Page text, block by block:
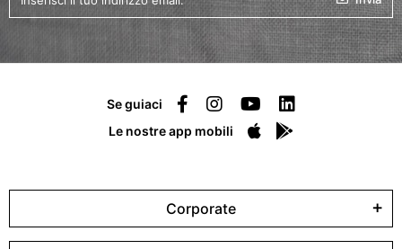
Se guiaci
Le nostre app mobili
Corporate